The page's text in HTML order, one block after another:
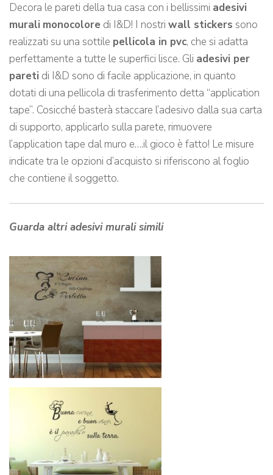
Decora le pareti della tua casa con i bellissimi adesivi
murali monocolore di I&D! I nostri wall stickers sono
realizzati su una sottile pellicola in pvc, che si adatta
perfettamente a tutte le superfici lisce. Gli adesivi per
pareti di I&D sono di facile applicazione, in quanto
dotati di una pellicola di trasferimento detta “application
tape”. Cosicché basterà staccare l’adesivo dalla sua carta
di supporto, applicarlo sulla parete, rimuovere
l’application tape dal muro e….il gioco è fatto! Le misure
indicate tra le opzioni d’acquisto si riferiscono al foglio
che contiene il soggetto.
Guarda altri adesivi murali simili